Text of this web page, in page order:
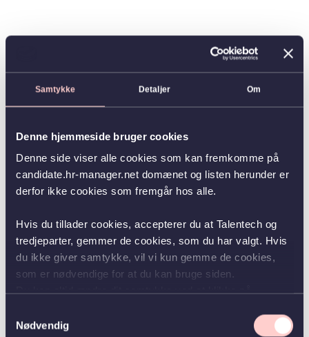
Samtykke Detaljer Om
Denne hjemmeside bruger cookies
Denne side viser alle cookies som kan fremkomme på
candidate.hr-manager.net domænet og listen herunder er
derfor ikke cookies som fremgår hos alle.
Hvis du tillader cookies, accepterer du at Talentech og
tredjeparter, gemmer de cookies, som du har valgt. Hvis
du ikke giver samtykke, vil vi kun gemme de cookies,
som er nødvendige for at du kan bruge siden.
Nødvendig